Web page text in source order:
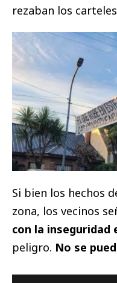
rezaban los
Si bien los hechos
zona, los vecinos
con la inseguridad
peligro. No se